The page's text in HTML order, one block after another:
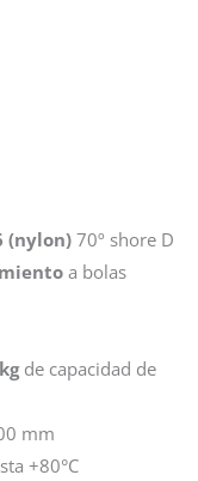
(nylon)70º shore D
a bolas
de capacidad de
mm
+80°C